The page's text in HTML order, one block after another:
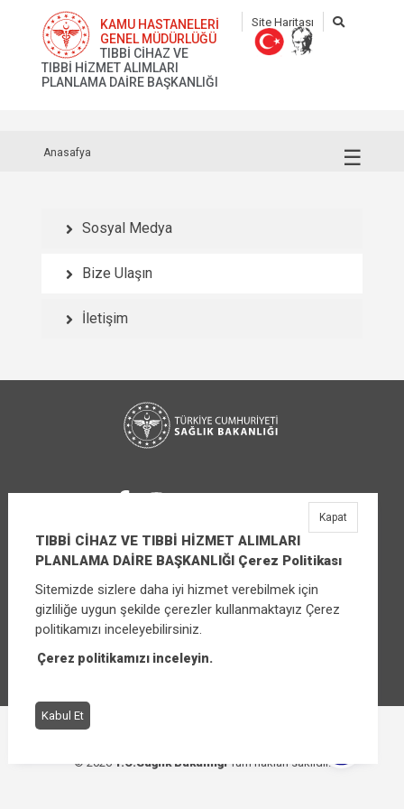
KAMU HASTANELERİ
GENEL MÜDÜRLÜĞÜ
TIBBİ CİHAZ VE
TIBBİ HİZMET ALIMLARI
PLANLAMA DAİRE BAŞKANLIĞI
Site Haritası
☰
Anasafya
Sosyal Medya
Bize Ulaşın
İletişim
TIBBİ CİHAZ VE TIBBİ HİZMET ALIMLARI
PLANLAMA DAİRE BAŞKANLIĞI
Üniversiteler Mahallesi Şehit Mehmet Bayraktar
Çerez Politikası
© 2026 T.C.Sağlık Bakanlığı Tüm hakları saklıdır.
TIBBİ CİHAZ VE TIBBİ HİZMET ALIMLARI
PLANLAMA DAİRE BAŞKANLIĞI Çerez Politikası
Sitemizde sizlere daha iyi hizmet verebilmek için
gizliliğe uygun şekilde çerezler kullanmaktayız Çerez
politikamızı inceleyebilirsiniz.
Çerez politikamızı inceleyin.
Kabul Et
Kapat